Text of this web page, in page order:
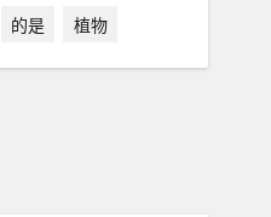
的是 植物